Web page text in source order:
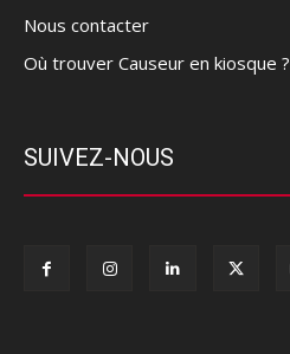
Nous contacter
Où trouver Causeur en kiosque ?
SUIVEZ-NOUS